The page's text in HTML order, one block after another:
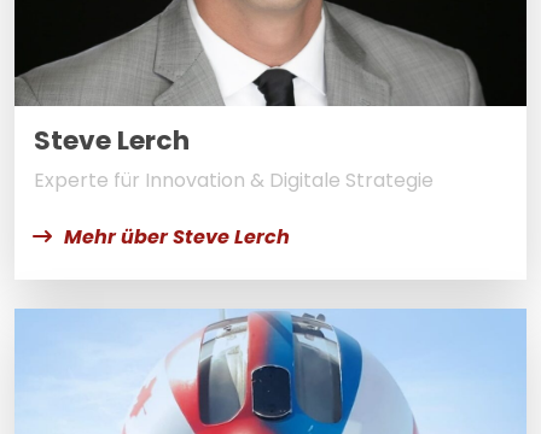
Steve Lerch
Experte für Innovation & Digitale Strategie
Mehr über Steve Lerch